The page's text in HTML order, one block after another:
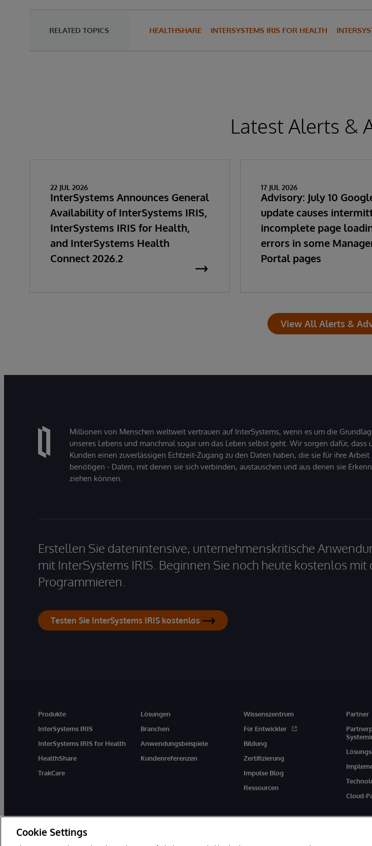
RELATED TOPICS HEALTHSHARE INTERSYSTEMS IRIS FOR HEALTH
Latest Alerts &
22 JUL 2026
InterSystems Announces General
Availability of InterSystems IRIS,
InterSystems IRIS for Health,
and InterSystems Health
Connect 2026.2
17 JUL 2026
Advisory: July 10
update causes
incomplete page
errors in some
Portal pages
View All Alerts &
Millionen von Menschen weltweit vertrauen auf InterSystems, wenn es um die
unseres Lebens und manchmal sogar um das Leben selbst geht. Wir sorgen dafür, dass
Kunden einen zuverlässigen Echtzeit-Zugang zu den Daten haben, die sie für ihre Arbeit
benötigen - Daten, mit denen sie sich verbinden, austauschen und aus denen sie
ziehen können.
Erstellen Sie datenintensive, unternehmenskritische
mit InterSystems IRIS. Beginnen Sie noch heute kostenlos mit
Programmieren.
Testen Sie InterSystems IRIS kostenlos
Produkte
InterSystems IRIS
InterSystems IRIS for Health
HealthShare
TrakCare
Lösungen
Branchen
Anwendungsbeispiele
Kundenreferenzen
Wissenszentrum
Für Entwickler
Bildung
Zertifizierung
Impulse Blog
Ressourcen
Partner
Cloud-
Cookie Settings